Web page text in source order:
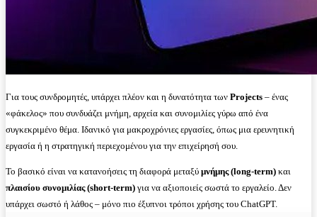
Για τους συνδρομητές, υπάρχει πλέον και η δυνατότητα των Projects – ένας
«φάκελος» που συνδυάζει μνήμη, αρχεία και συνομιλίες γύρω από ένα
συγκεκριμένο θέμα. Ιδανικό για μακροχρόνιες εργασίες, όπως μια ερευνητική
εργασία ή η στρατηγική περιεχομένου για την επιχείρησή σου.
Το βασικό είναι να κατανοήσεις τη διαφορά μεταξύ μνήμης (long-term) και
πλαισίου συνομιλίας (short-term) για να αξιοποιείς σωστά το εργαλείο. Δεν
υπάρχει σωστό ή λάθος – μόνο πιο έξυπνοι τρόποι χρήσης του ChatGPT.